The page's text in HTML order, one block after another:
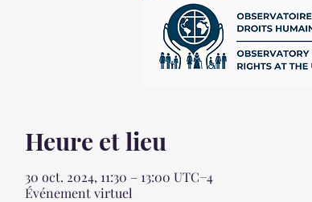
Heure et lieu
30 oct. 2024, 11:30 – 13:00 UTC−4
Événement virtuel